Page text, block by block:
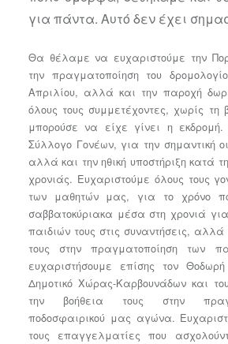
για πάντα. Αυτό δεν έχει
Θα θέλαμε να ευχαριστούμε την
την πραγματοποίηση του
Απριλίου, αλλά και την παροχή
όλους τους συμμετέχοντες, χωρίς τη
μπορούσε να είχε γίνει η εκδρομή.
Σύλλογο Γονέων, για την σημαντική
αλλά και την ηθική υποστήριξη κατά
χρονιάς. Ευχαριστούμε όλους τους
των μαθητών μας, για το χρόνο
σαββατοκύριακα μέσα στη χρονιά
παιδιών τους στις συναντήσεις, αλλά
τους στην πραγματοποίηση των
ευχαριστήσουμε επίσης τον
Δημοτικό Χώρας-Καρβουνάδων και
την βοήθεια τους στην
ποδοσφαιρικού μας αγώνα.
τους επαγγελματίες που